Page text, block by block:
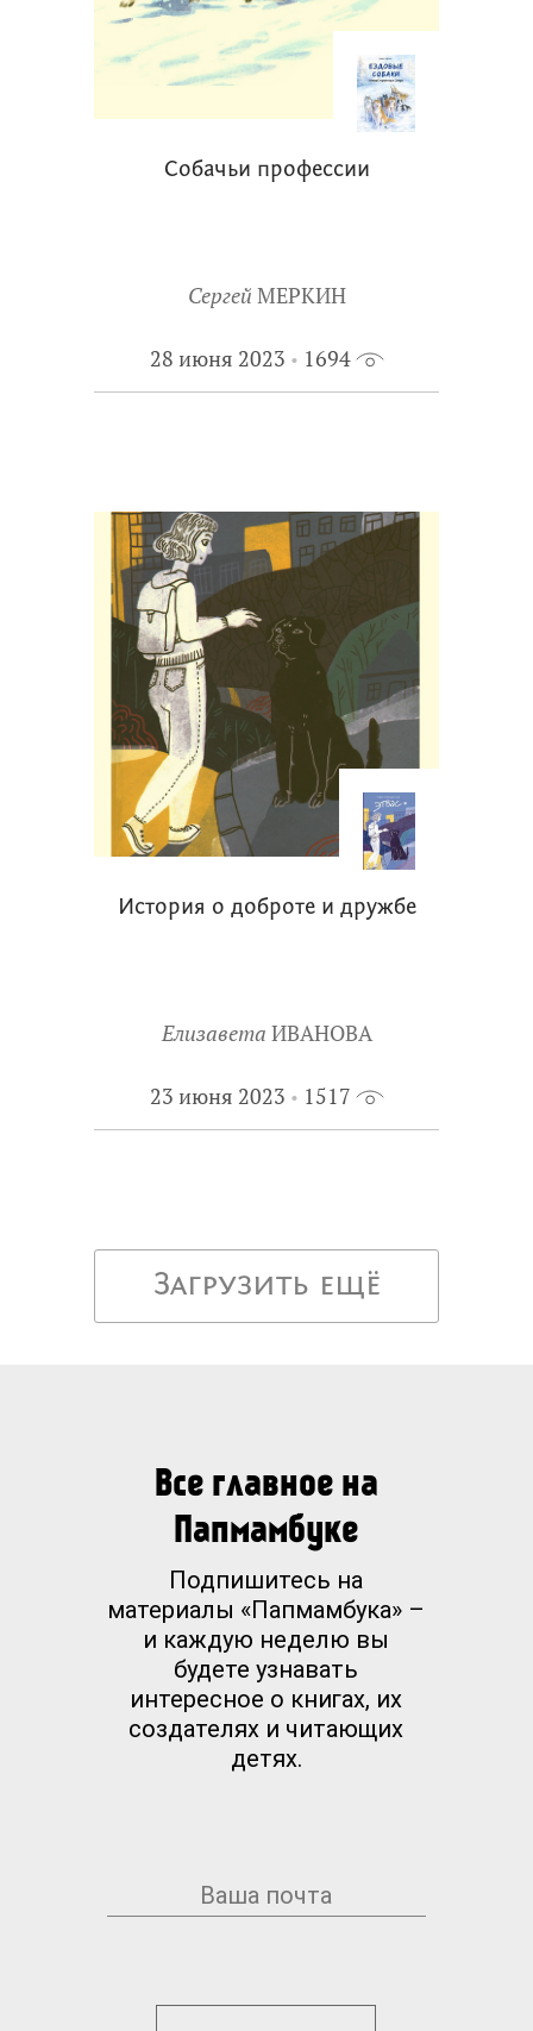
Собачьи профессии
Сергей МЕРКИН
28 июня 2023 1694
История о доброте и дружбе
Елизавета ИВАНОВА
23 июня 2023 1517
Загрузить ещё
Все главное на
Папмамбуке
Подпишитесь на
материалы «Папмамбука» –
и каждую неделю вы
будете узнавать
интересное о книгах, их
создателях и читающих
детях.